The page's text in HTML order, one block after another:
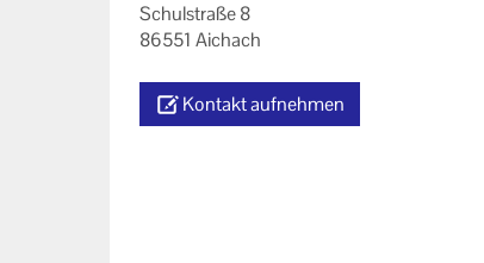
Schulstraße 8
86551 Aichach
Kontakt aufnehmen